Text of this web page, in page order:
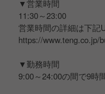
▼営業時間
11:30～23:00
営業時間の詳細は下記
https://www.teng.co.jp/
▼勤務時間
9:00～24:00の間で9時